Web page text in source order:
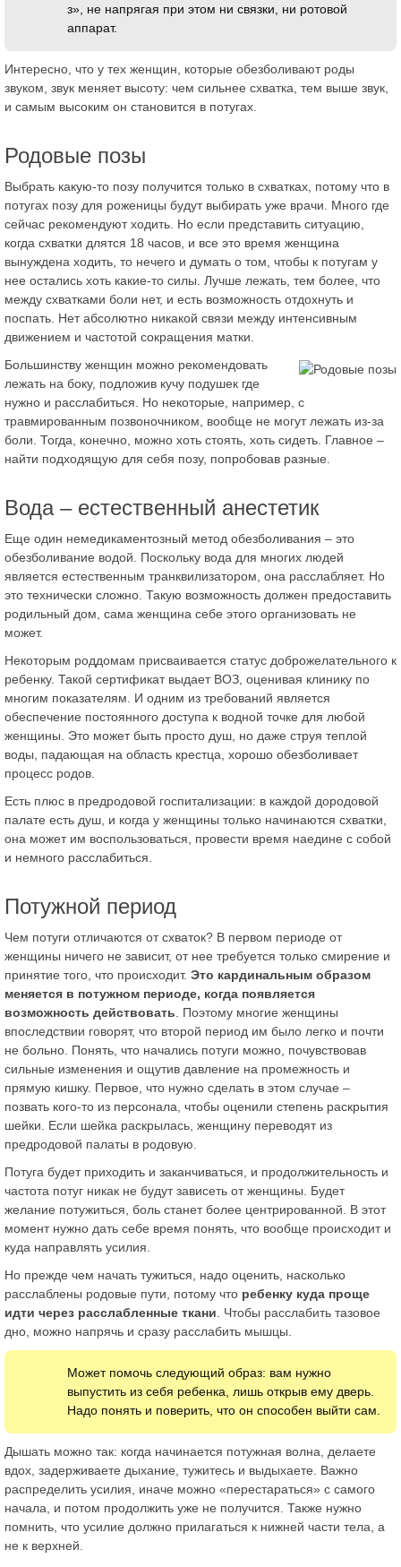
з», не напрягая при этом ни связки, ни ротовой
аппарат.
Интересно, что у тех женщин, которые обезболивают роды
звуком, звук меняет высоту: чем сильнее схватка, тем выше звук,
и самым высоким он становится в потугах.
Родовые позы
Выбрать какую-то позу получится только в схватках, потому что в
потугах позу для роженицы будут выбирать уже врачи. Много где
сейчас рекомендуют ходить. Но если представить ситуацию,
когда схватки длятся 18 часов, и все это время женщина
вынуждена ходить, то нечего и думать о том, чтобы к потугам у
нее остались хоть какие-то силы. Лучше лежать, тем более, что
между схватками боли нет, и есть возможность отдохнуть и
поспать. Нет абсолютно никакой связи между интенсивным
движением и частотой сокращения матки.
Большинству женщин можно рекомендовать
лежать на боку, подложив кучу подушек где
нужно и расслабиться. Но некоторые, например, с
травмированным позвоночником, вообще не могут лежать из-за
боли. Тогда, конечно, можно хоть стоять, хоть сидеть. Главное –
найти подходящую для себя позу, попробовав разные.
Вода – естественный анестетик
Еще один немедикаментозный метод обезболивания – это
обезболивание водой. Поскольку вода для многих людей
является естественным транквилизатором, она расслабляет. Но
это технически сложно. Такую возможность должен предоставить
родильный дом, сама женщина себе этого организовать не
может.
Некоторым роддомам присваивается статус доброжелательного к
ребенку. Такой сертификат выдает ВОЗ, оценивая клинику по
многим показателям. И одним из требований является
обеспечение постоянного доступа к водной точке для любой
женщины. Это может быть просто душ, но даже струя теплой
воды, падающая на область крестца, хорошо обезболивает
процесс родов.
Есть плюс в предродовой госпитализации: в каждой дородовой
палате есть душ, и когда у женщины только начинаются схватки,
она может им воспользоваться, провести время наедине с собой
и немного расслабиться.
Потужной период
Чем потуги отличаются от схваток? В первом периоде от
женщины ничего не зависит, от нее требуется только смирение и
принятие того, что происходит. Это кардинальным образом
меняется в потужном периоде, когда появляется
возможность действовать . Поэтому многие женщины
впоследствии говорят, что второй период им было легко и почти
не больно. Понять, что начались потуги можно, почувствовав
сильные изменения и ощутив давление на промежность и
прямую кишку. Первое, что нужно сделать в этом случае –
позвать кого-то из персонала, чтобы оценили степень раскрытия
шейки. Если шейка раскрылась, женщину переводят из
предродовой палаты в родовую.
Потуга будет приходить и заканчиваться, и продолжительность и
частота потуг никак не будут зависеть от женщины. Будет
желание потужиться, боль станет более центрированной. В этот
момент нужно дать себе время понять, что вообще происходит и
куда направлять усилия.
Но прежде чем начать тужиться, надо оценить, насколько
расслаблены родовые пути, потому что ребенку куда проще
идти через расслабленные ткани . Чтобы расслабить тазовое
дно, можно напрячь и сразу расслабить мышцы.
Может помочь следующий образ: вам нужно
выпустить из себя ребенка, лишь открыв ему дверь.
Надо понять и поверить, что он способен выйти сам.
Дышать можно так: когда начинается потужная волна, делаете
вдох, задерживаете дыхание, тужитесь и выдыхаете. Важно
распределить усилия, иначе можно «перестараться» с самого
начала, и потом продолжить уже не получится. Также нужно
помнить, что усилие должно прилагаться к нижней части тела, а
не к верхней.